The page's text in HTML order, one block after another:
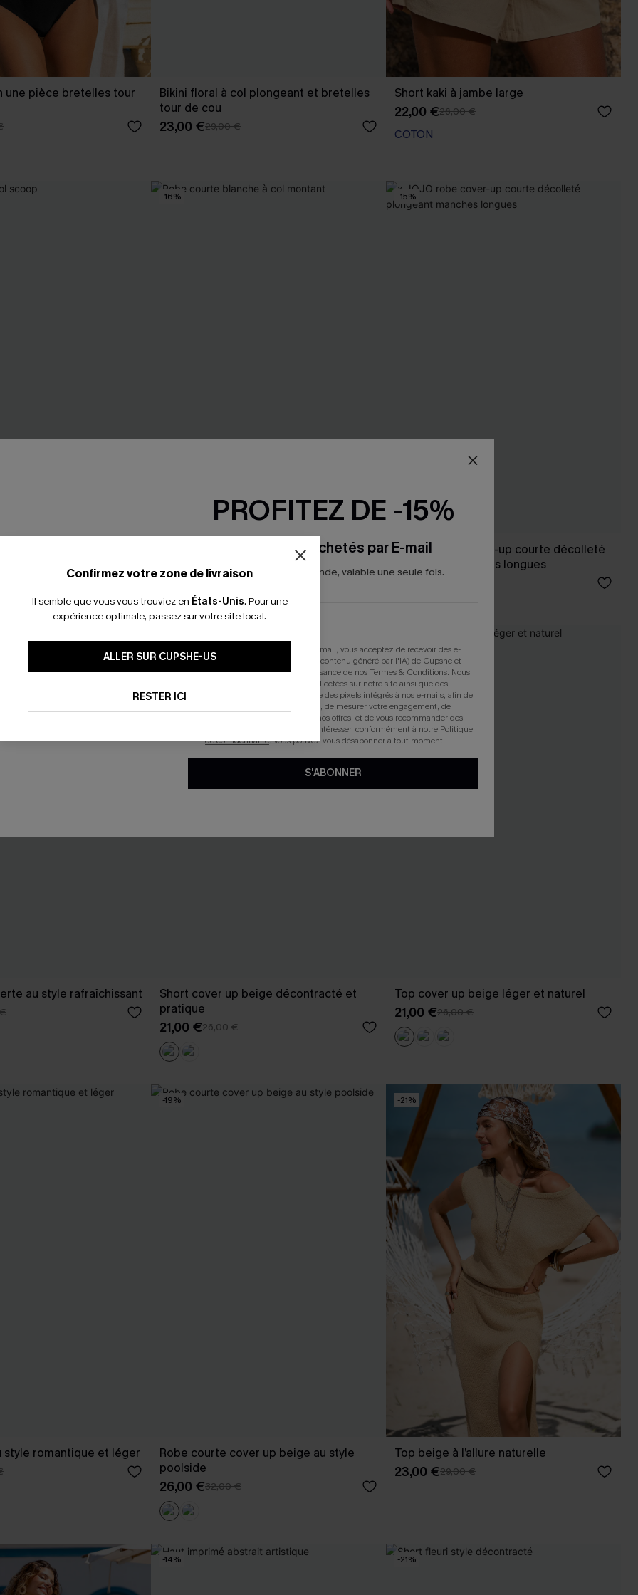
une pièce bretelles tour
Bikini floral à col plongeant et bretelles
tour de cou
23,00 €29,00 €
Short kaki à jambe large
22,00 €26,00 €
COTON
-16%
Robe courte blanche à col montant
27,00 € 32,00 €
-15%
x JOJO robe cover-up courte décolleté
plongeant manches longues
au style rafraîchissant
-19%
Short cover up beige décontracté et
pratique
21,00 €26,00 €
Top cover up beige léger et naturel
21,00 €26,00 €
style romantique et léger
-19%
Robe courte cover up beige au style
poolside
26,00 €32,00 €
-21%
Top beige à l’allure naturelle
23,00 €29,00 €
-14% -21%
Confirmez votre zone de livraison
Il semble que vous vous trouviez en États-Unis. Pour une
expérience optimale, passez sur votre site local.
ALLER SUR CUPSHE-US
RESTER ICI
PROFITEZ DE -15%
-15% dès 2 Achetés par E-mail
*Un code par commande, valable une seule fois.
En soumettant votre adresse e-mail, vous acceptez de recevoir des e-
mails marketing (y compris du contenu généré par l'IA) de Cupshe et
reconnaissez avoir pris connaissance de nosTermes & Conditions. Nous
pouvons utiliser les données collectées sur notre site ainsi que des
technologies de suivi, telles que des pixels intégrés à nos e-mails, afin de
savoir si ceux-ci ont été ouverts, de mesurer votre engagement, de
personnaliser nos contenus et nos offres, et de vous recommander des
produits susceptibles de vous intéresser, conformément à notre Politique
de confidentialité. Vous pouvez vous désabonner à tout moment.
S'ABONNER